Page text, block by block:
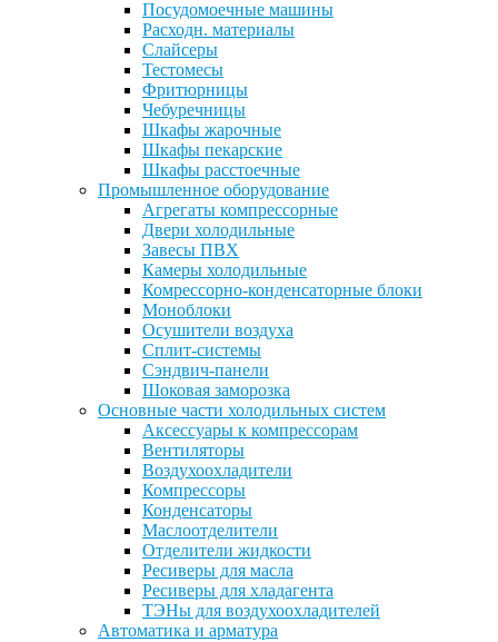
Посудомоечные машины
Расходн. материалы
Слайсеры
Тестомесы
Фритюрницы
Чебуречницы
Шкафы жарочные
Шкафы пекарские
Шкафы расстоечные
Промышленное оборудование
Агрегаты компрессорные
Двери холодильные
Завесы ПВХ
Камеры холодильные
Комрессорно-конденсаторные блоки
Моноблоки
Осушители воздуха
Сплит-системы
Сэндвич-панели
Шоковая заморозка
Основные части холодильных систем
Аксессуары к компрессорам
Вентиляторы
Воздухоохладители
Компрессоры
Конденсаторы
Маслоотделители
Отделители жидкости
Ресиверы для масла
Ресиверы для хладагента
ТЭНы для воздухоохладителей
Автоматика и арматура